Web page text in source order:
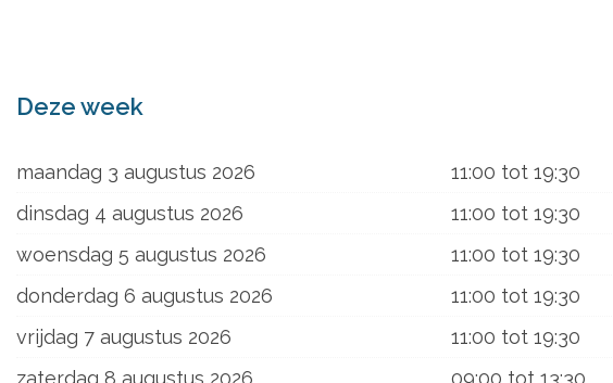
Deze week
maandag 3 augustus 2026 11:00 tot 19:30
dinsdag 4 augustus 2026
11:00 tot 19:30
woensdag 5 augustus 2026
11:00 tot 19:30
donderdag 6 augustus 2026
11:00 tot 19:30
vrijdag 7 augustus 2026
11:00 tot 19:30
zaterdag 8 augustus 2026
09:00 tot 13:30